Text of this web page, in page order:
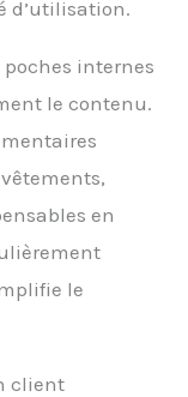
TSA,
à 3
Valises
est
en
trois
vous
poignées
d’utilisation.
poches internes
le contenu.
en
le
client